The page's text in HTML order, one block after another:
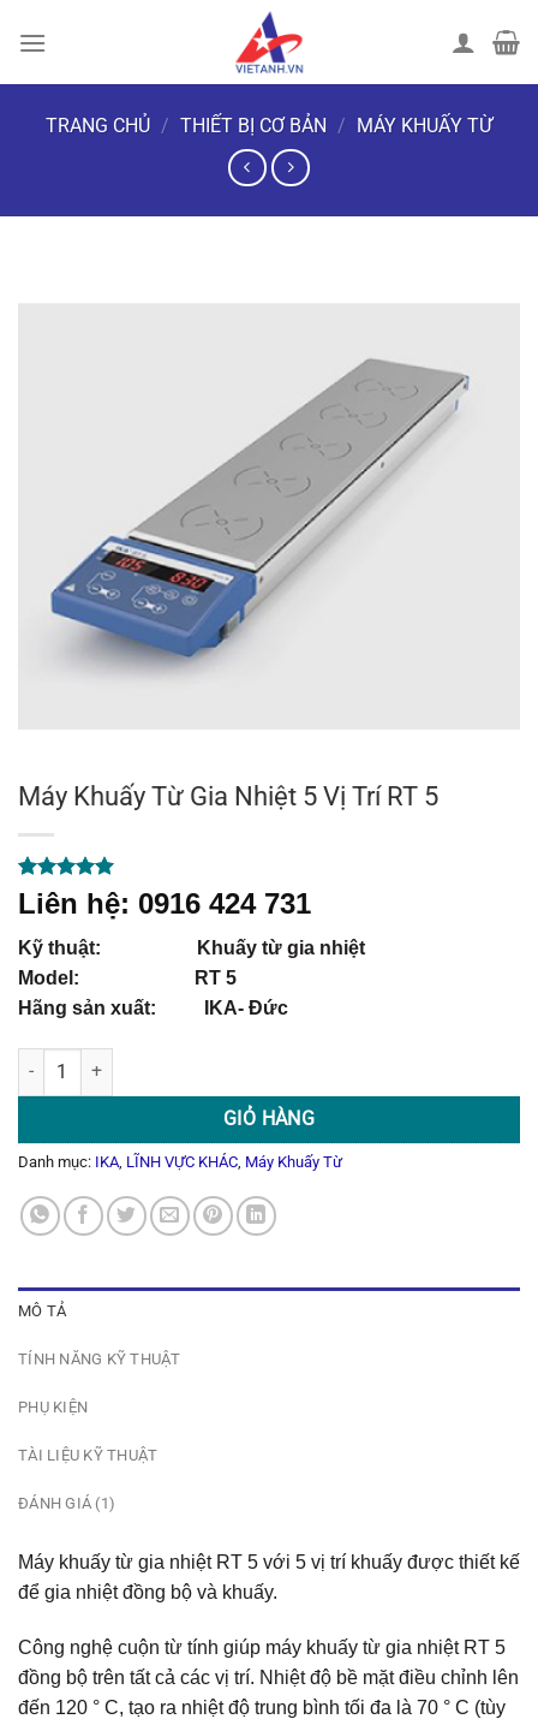
đến
TRANG CHỦ / THIẾT BỊ CƠ BẢN / MÁY KHUẤY TỪ
Máy Khuấy Từ Gia Nhiệt 5 Vị Trí RT 5
5.00trên 5
dựa trên
1Liên hệ: 0916 424 731
Kỹ thuật: Khuấy từ gia nhiệt
Model: RT 5
Hãng sản xuất: IKA- Đức
Máy Khuấy Từ Gia Nhiệt 5 Vị Trí RT 5 số lượng
GIỎ HÀNG
Danh mục: IKA LĨNH VỰC KHÁC Máy Khuấy Từ
MÔ TẢ
TÍNH NĂNG KỸ THUẬT
PHỤ KIỆN
TÀI LIỆU KỸ THUẬT
ĐÁNH GIÁ (1)
Máy khuấy từ gia nhiệt RT 5 với 5 vị trí khuấy được thiết kế
để gia nhiệt đồng bộ và khuấy.
Công nghệ cuộn từ tính giúp máy khuấy từ gia nhiệt RT 5
đồng bộ trên tất cả các vị trí. Nhiệt độ bề mặt điều chỉnh lên
đến 120 ° C, tạo ra nhiệt độ trung bình tối đa là 70 ° C (tùy